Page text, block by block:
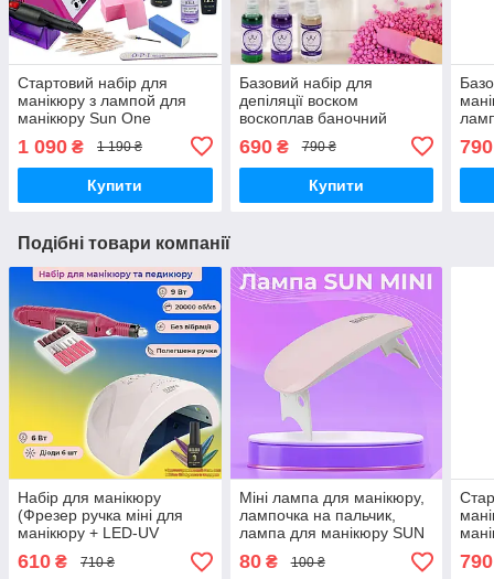
Стартовий набір для
манікюру з лампой для
манікюру Sun One
20000 база топ та гель
лаки milano
1 090 ₴ 1 190 ₴
Купити
Базовий набір для
депіляції воском
воскоплав баночний
спрей шпателі папір віск
500гр гранули
690₴ 790 ₴
Купити
топ
790
Подібні товари компанії
Набір для манікюру
(Фрезер ручка міні для
манікюру + LED-UV
манікюрна лампа SunOne
48Вт) з лаком у подарунок
610 ₴ 710 ₴
Міні лампа для манікюру,
лампочка на пальчик,
лампа для манікюру SUN
mini USB 6 Вт LED
80₴ 100 ₴ 790